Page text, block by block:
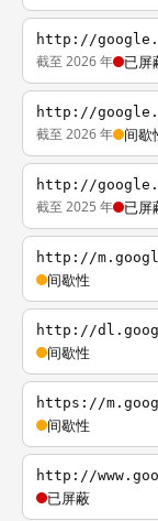
http://
截至 2026 年 已屏
http://
截至 2026 年 间歇
http://
截至 2025 年 已屏
http://
间歇性
http://
间歇性
https://
间歇性
http://
已屏蔽